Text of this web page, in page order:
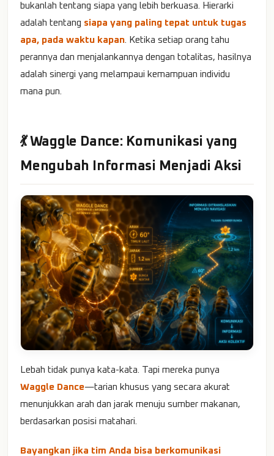
bukanlah tentang siapa yang lebih berkuasa. Hierarki
adalah tentang siapa yang paling tepat untuk tugas
apa, pada waktu kapan . Ketika setiap orang tahu
perannya dan menjalankannya dengan totalitas, hasilnya
adalah sinergi yang melampaui kemampuan individu
mana pun.
💃 Waggle Dance: Komunikasi yang
Mengubah Informasi Menjadi Aksi
Lebah tidak punya kata-kata. Tapi mereka punya
Waggle Dance—tarian khusus yang secara akurat
menunjukkan arah dan jarak menuju sumber makanan,
berdasarkan posisi matahari.
Bayangkan jika tim Anda bisa berkomunikasi